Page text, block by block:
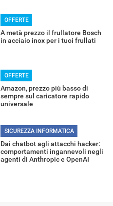
OFFERTE
A metà prezzo il frullatore Bosch
in acciaio inox per i tuoi frullati
OFFERTE
Amazon, prezzo più basso di
sempre sul caricatore rapido
universale
SICUREZZA INFORMATICA
Dai chatbot agli attacchi hacker:
comportamenti ingannevoli negli
agenti di Anthropic e OpenAI